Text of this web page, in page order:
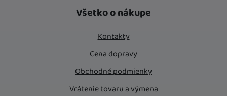
Všetko o nákupe
Kontakty
Cena dopravy
Obchodné podmienky
Vrátenie tovaru a výmena